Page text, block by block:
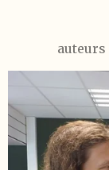
auteurs